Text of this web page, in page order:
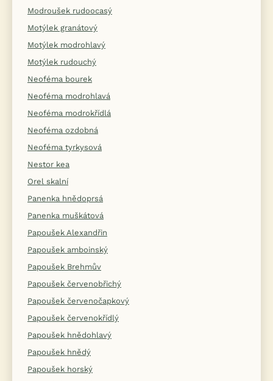
Modroušek rudoocasý
Motýlek granátový
Motýlek modrohlavý
Motýlek rudouchý
Neoféma bourek
Neoféma modrohlavá
Neoféma modrokřídlá
Neoféma ozdobná
Neoféma tyrkysová
Nestor kea
Orel skalní
Panenka hnědoprsá
Panenka muškátová
Papoušek Alexandřin
Papoušek amboinský
Papoušek Brehmův
Papoušek červenobřichý
Papoušek červenočapkový
Papoušek červenokřídlý
Papoušek hnědohlavý
Papoušek hnědý
Papoušek horský